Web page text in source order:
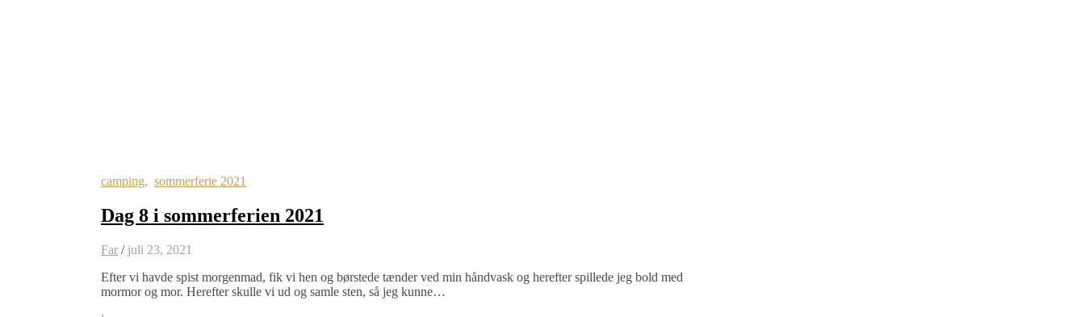
camping, sommerferie 2021
Dag 8 i sommerferien 2021
Far / juli 23, 2021
Efter vi havde spist morgenmad, fik vi hen og børstede tænder ved min håndvask og herefter spillede jeg bold med
mormor og mor. Herefter skulle vi ud og samle sten, så jeg kunne…